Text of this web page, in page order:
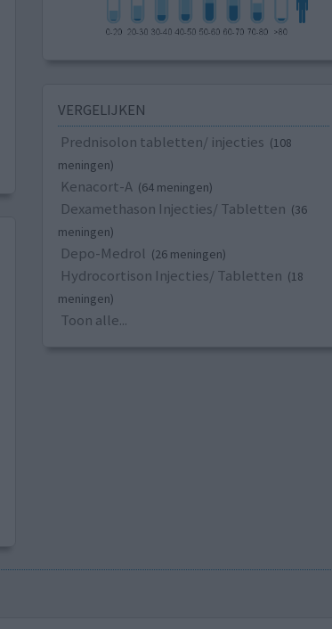
VERGELIJKEN
Prednisolon tabletten/ injecties (108
meningen)
Kenacort-A (64 meningen)
Dexamethason Injecties/ Tabletten (36
meningen)
Depo-Medrol (26 meningen)
Hydrocortison Injecties/ Tabletten (18
meningen)
Toon alle...